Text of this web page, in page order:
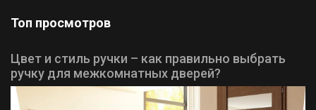
Топ просмотров
Цвет и стиль ручки – как правильно выбрать
ручку для межкомнатных дверей?